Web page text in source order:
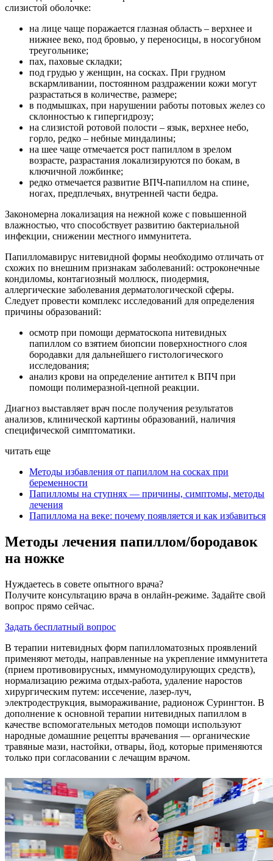
слизистой оболочке:
на лице чаще поражается глазная область – верхнее и
нижнее веко, под бровью, у переносицы, в носогубном
треугольнике;
пах, паховые складки;
под грудью у женщин, на сосках. При грудном
вскармливании, постоянном раздражении кожи могут
разрастаться в количестве, размере;
в подмышках, при нарушении работы потовых желез со
склонностью к гипергидрозу;
на слизистой ротовой полости – язык, верхнее небо,
горло, редко – небные миндалины;
на шее чаще отмечается рост папиллом в зрелом
возрасте, разрастания локализируются по бокам, в
ключичной ложбинке;
редко отмечается развитие ВПЧ-папиллом на спине,
ногах, предплечьях, внутренней части бедра.
Закономерна локализация на нежной коже с повышенной
влажностью, что способствует развитию бактериальной
инфекции, снижении местного иммунитета.
Папилломавирус нитевидной формы необходимо отличать от
схожих по внешним признакам заболеваний: остроконечные
кондиломы, контагиозный моллюск, пиодермия,
аллергические заболевания дерматологической сферы.
Следует провести комплекс исследований для определения
причины образований:
осмотр при помощи дерматоскопа нитевидных
папиллом со взятием биопсии поверхностного слоя
бородавки для дальнейшего гистологического
исследования;
анализ крови на определение антител к ВПЧ при
помощи полимеразной-цепной реакции.
Диагноз выставляет врач после получения результатов
анализов, клинической картины образований, наличия
специфической симптоматики.
читать еще
Методы избавления от папиллом на сосках при
беременности
Папилломы на ступнях — причины, симптомы, методы
лечения
Папиллома на веке: почему появляется и как избавиться
Методы лечения папиллом/бородавок
на ножке
Нуждаетесь в совете опытного врача?
Получите консультацию врача в онлайн-режиме. Задайте свой
вопрос прямо сейчас.
Задать бесплатный вопрос
В терапии нитевидных форм папилломатозных проявлений
применяют методы, направленные на укрепление иммунитета
(прием противовирусных, иммуномодулирующих средств),
нормализацию режима отдых-работа, удаление наростов
хирургическим путем: иссечение, лазер-луч,
электродеструкция, вымораживание, радионож Сурингтон. В
дополнение к основной терапии нитевидных папиллом в
качестве вспомогательных методов помощи используют
народные домашние рецепты врачевания — органические
травяные мази, настойки, отвары, йод, которые применяются
только при согласовании с лечащим врачом.